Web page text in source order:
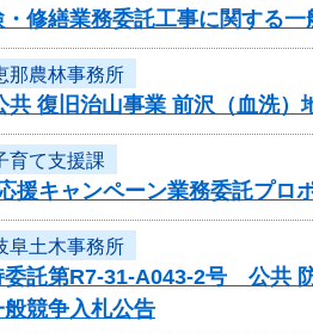
修繕業務委託工事に関する
那農林事務所
共 復旧治山事業 前沢（血洗
育て支援課
援キャンペーン業務委託プロ
阜土木事務所
委託第R7-31-A043-2号 公共
競争入札公告